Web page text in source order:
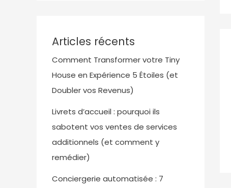
Articles récents
Comment Transformer votre Tiny
House en Expérience 5 Étoiles (et
Doubler vos Revenus)
Livrets d’accueil : pourquoi ils
sabotent vos ventes de services
additionnels (et comment y
remédier)
Conciergerie automatisée : 7